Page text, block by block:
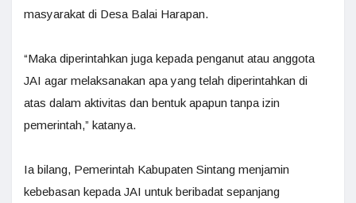
masyarakat di Desa Balai Harapan.
“Maka diperintahkan juga kepada penganut atau anggota
JAI agar melaksanakan apa yang telah diperintahkan di
atas dalam aktivitas dan bentuk apapun tanpa izin
pemerintah,” katanya.
Ia bilang, Pemerintah Kabupaten Sintang menjamin
kebebasan kepada JAI untuk beribadat sepanjang